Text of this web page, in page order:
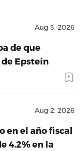
Aug 3, 2026
de que
Epstein
Aug 2, 2026
en el año fiscal
4.2% en la